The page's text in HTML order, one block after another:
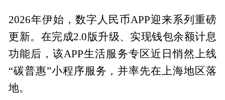
2026年伊始，数字人民币APP迎来系列重磅
更新。在完成2.0版升级、实现钱包余额计息
功能后，该APP生活服务专区近日悄然上线
“碳普惠”小程序服务，并率先在上海地区落
地。